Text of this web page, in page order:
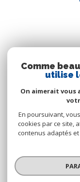
©
Nos honoraires
Comme
utilise
On aimerait vous
En poursuivant,
cookies par ce site,
contenus adaptés